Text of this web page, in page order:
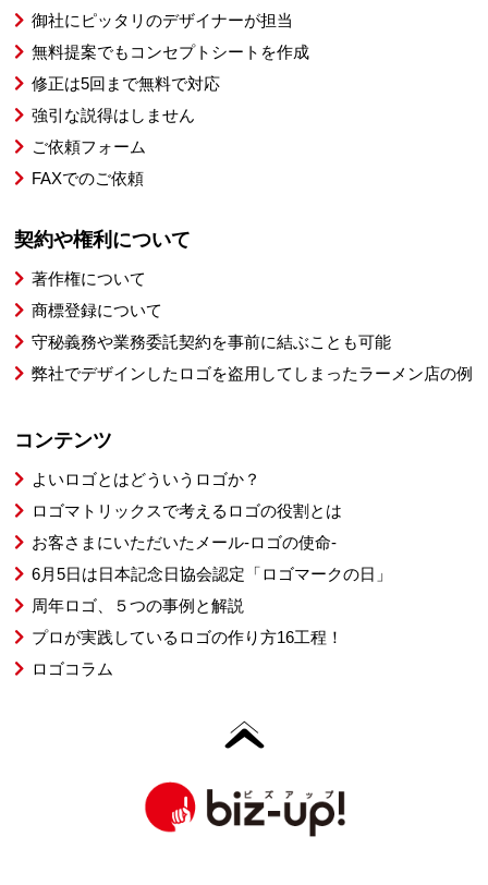
御社にピッタリのデザイナーが担当
無料提案でもコンセプトシートを作成
修正は5回まで無料で対応
強引な説得はしません
ご依頼フォーム
FAXでのご依頼
契約や権利について
著作権について
商標登録について
守秘義務や業務委託契約を事前に結ぶことも可能
弊社でデザインしたロゴを盗用してしまったラーメン店の例
コンテンツ
よいロゴとはどういうロゴか？
ロゴマトリックスで考えるロゴの役割とは
お客さまにいただいたメール-ロゴの使命-
6月5日は日本記念日協会認定「ロゴマークの日」
周年ロゴ、５つの事例と解説
プロが実践しているロゴの作り方16工程！
ロゴコラム